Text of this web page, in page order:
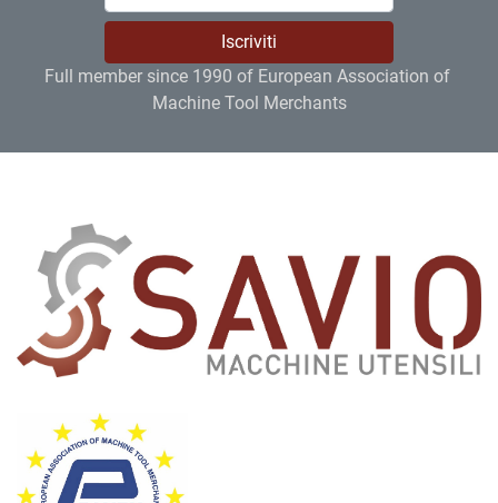
Iscriviti
Full member since 1990 of European Association of
Machine Tool Merchants